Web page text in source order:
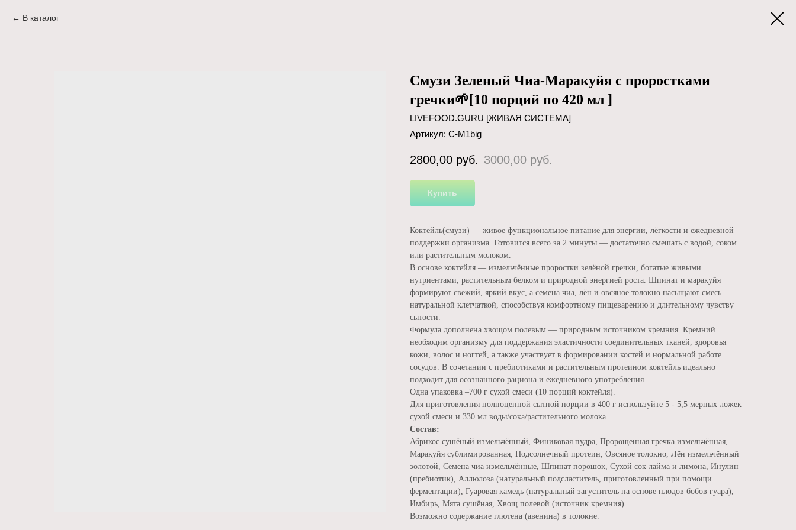
В каталог
Смузи Зеленый Чиа-Маракуйя с проростками
гречки🌱[10 порций по 420 мл ]
LIVEFOOD.GURU [ЖИВАЯ СИСТЕМА]
Артикул: С-М1big
2800,00 руб. 3000,00 руб.
Купить
Коктейль(смузи) — живое функциональное питание для энергии, лёгкости и ежедневной
поддержки организма. Готовится всего за 2 минуты — достаточно смешать с водой, соком
или растительным молоком.
В основе коктейля — измельчённые проростки зелёной гречки, богатые живыми
нутриентами, растительным белком и природной энергией роста. Шпинат и маракуйя
формируют свежий, яркий вкус, а семена чиа, лён и овсяное толокно насыщают смесь
натуральной клетчаткой, способствуя комфортному пищеварению и длительному чувству
сытости.
Формула дополнена хвощом полевым — природным источником кремния. Кремний
необходим организму для поддержания эластичности соединительных тканей, здоровья
кожи, волос и ногтей, а также участвует в формировании костей и нормальной работе
сосудов. В сочетании с пребиотиками и растительным протеином коктейль идеально
подходит для осознанного рациона и ежедневного употребления.
Одна упаковка –700 г сухой смеси (10 порций коктейля).
Для приготовления полноценной сытной порции в 400 г используйте 5 - 5,5 мерных ложек
сухой смеси и 330 мл воды/сока/растительного молока
Состав:
Абрикос сушёный измельчённый, Финиковая пудра, Пророщенная гречка измельчённая,
Маракуйя сублимированная, Подсолнечный протеин, Овсяное толокно, Лён измельчённый
золотой, Семена чиа измельчённые, Шпинат порошок, Сухой сок лайма и лимона, Инулин
(пребиотик), Аллюлоза (натуральный подсластитель, приготовленный при помощи
ферментации), Гуаровая камедь (натуральный загуститель на основе плодов бобов гуара),
Имбирь, Мята сушёная, Хвощ полевой (источник кремния)
Возможно содержание глютена (авенина) в толокне.